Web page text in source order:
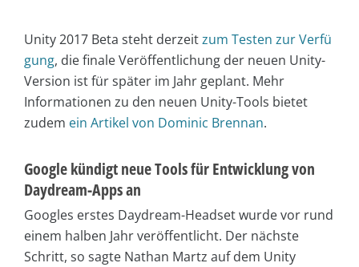
Unity 2017 Beta steht derzeitzum Testen zur Verfü
gung, die finale Veröffentlichung der neuen Unity-
Version ist für später im Jahr geplant. Mehr
Informationen zu den neuen Unity-Tools bietet
zudem ein Artikel von Dominic Brennan.
Google kündigt neue Tools für Entwicklung von
Daydream-Apps an
Googles erstes Daydream-Headset wurde vor rund
einem halben Jahr veröffentlicht. Der nächste
Schritt, so sagte Nathan Martz auf dem Unity